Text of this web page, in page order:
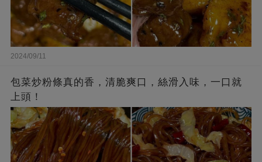
2024/09/11
包菜炒粉條真的香，清脆爽口，絲滑入味，一口就
上頭！